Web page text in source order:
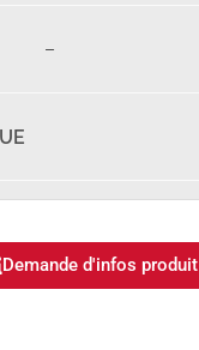
–
Demande d'infos produit